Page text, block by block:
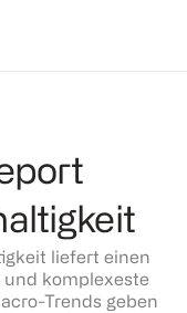
liefert einen
komplexeste
Trends geben